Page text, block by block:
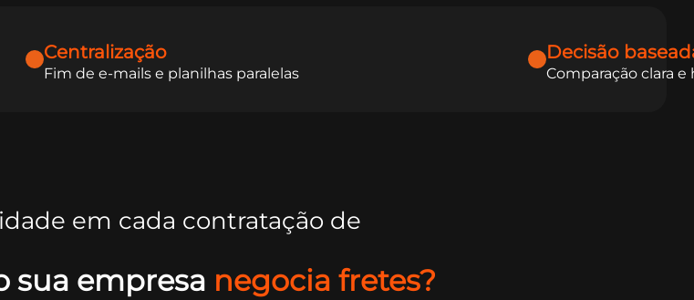
Centralização
Fim de e-mails e planilhas paralelas
Decisão
Comparação clara
em cada contratação de
sua empresa negocia fretes?